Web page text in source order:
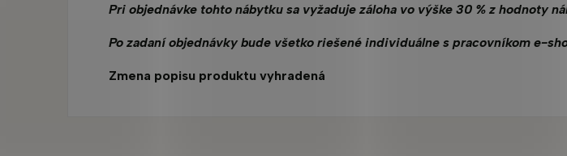
Pri objednávke tohto nábytku sa vyžaduje záloha vo výške 30 % z hodnoty
Po zadaní objednávky bude všetko riešené individuálne s pracovníkom e-
Zmena popisu produktu vyhradená